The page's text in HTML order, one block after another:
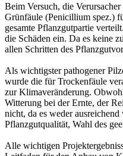
Beim Versuch, die
Grünfäule (Penicillium spez.)
gesamte Pflanzgutpartie
die Schäden ein. Da es keine
allen Schritten des
Als wichtigster pathogener
wurde die für Trockenfäule
zur Klimaveränderung.
Witterung bei der Ernte, der
nicht, da es weder
Pflanzgutqualität, Wahl des
Alle wichtigen